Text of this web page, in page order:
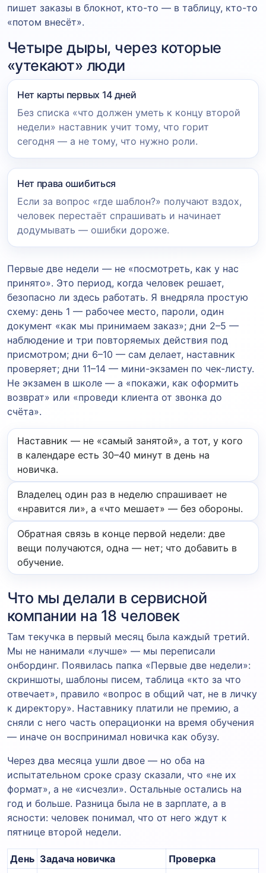
пишет заказы в блокнот, кто-то — в таблицу, кто-то
«потом внесёт».
Четыре дыры, через которые
«утекают» люди
Нет карты первых 14 дней
Без списка «что должен уметь к концу второй
недели» наставник учит тому, что горит
сегодня — а не тому, что нужно роли.
Нет права ошибиться
Если за вопрос «где шаблон?» получают вздох,
человек перестаёт спрашивать и начинает
додумывать — ошибки дороже.
Первые две недели — не «посмотреть, как у нас
принято». Это период, когда человек решает,
безопасно ли здесь работать. Я внедряла простую
схему: день 1 — рабочее место, пароли, один
документ «как мы принимаем заказ»; дни 2–5 —
наблюдение и три повторяемых действия под
присмотром; дни 6–10 — сам делает, наставник
проверяет; дни 11–14 — мини-экзамен по чек-листу.
Не экзамен в школе — а «покажи, как оформить
возврат» или «проведи клиента от звонка до
счёта».
Наставник — не «самый занятой», а тот, у кого
в календаре есть 30–40 минут в день на
новичка.
Владелец один раз в неделю спрашивает не
«нравится ли», а «что мешает» — без обороны.
Обратная связь в конце первой недели: две
вещи получаются, одна — нет; что добавить в
обучение.
Что мы делали в сервисной
компании на 18 человек
Там текучка в первый месяц была каждый третий.
Мы не нанимали «лучше» — мы переписали
онбординг. Появилась папка «Первые две недели»:
скриншоты, шаблоны писем, таблица «кто за что
отвечает», правило «вопрос в общий чат, не в личку
к директору». Наставнику платили не премию, а
сняли с него часть операционки на время обучения
— иначе он воспринимал новичка как обузу.
Через два месяца ушли двое — но оба на
испытательном сроке сразу сказали, что «не их
формат», а не «исчезли». Остальные остались на
год и больше. Разница была не в зарплате, а в
ясности: человек понимал, что от него ждут к
пятнице второй недели.
День Задача новичка
Проверка